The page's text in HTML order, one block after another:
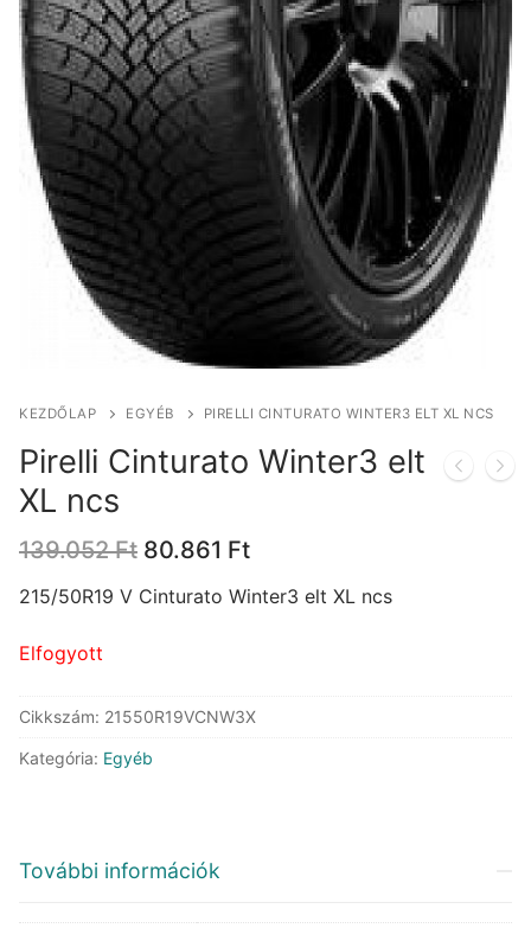
KEZDŐLAP EGYÉB PIRELLI CINTURATO WINTER3 ELT XL NCS
Pirelli Cinturato Winter3 elt
XL ncs
139.052Ft Original
was:
80.861 FtCurrent
is:
215/50R19 V Cinturato Winter3 elt XL ncs
Elfogyott
Cikkszám: 21550R19VCNW3X
Kategória: Egyéb
További információk